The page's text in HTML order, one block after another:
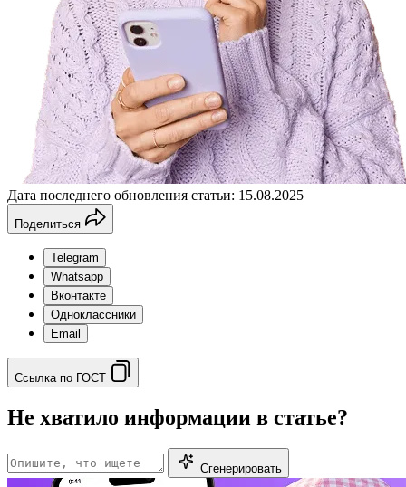
Дата последнего обновления статьи: 15.08.2025
Поделиться
Telegram
Whatsapp
Вконтакте
Одноклассники
Email
Ссылка по ГОСТ
Не хватило информации в статье?
Сгенерировать